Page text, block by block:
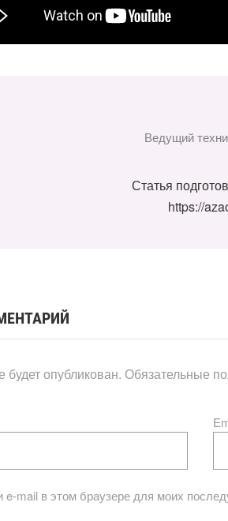
Ведущий
Статья
https://
опубликован. Обязательные
e-mail в этом браузере для моих